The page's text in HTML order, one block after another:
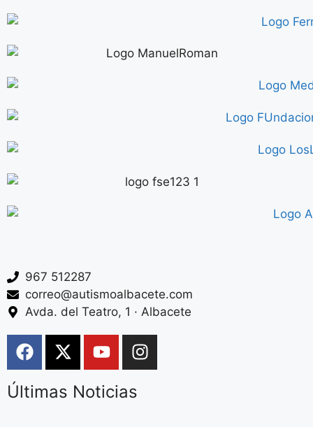
967 512287
correo@autismoalbacete.com
Avda. del Teatro, 1 · Albacete
Últimas Noticias